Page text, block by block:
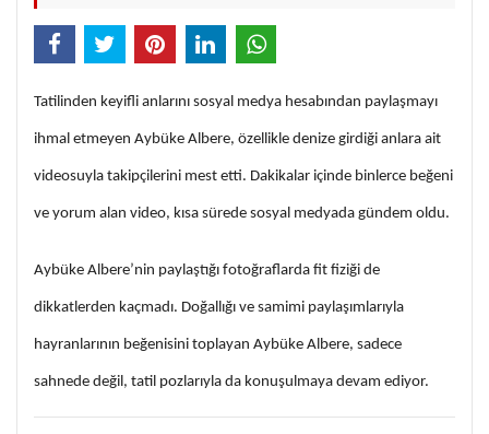
Tatilinden keyifli anlarını sosyal medya hesabından paylaşmayı
ihmal etmeyen Aybüke Albere, özellikle denize girdiği anlara ait
videosuyla takipçilerini mest etti. Dakikalar içinde binlerce beğeni
ve yorum alan video, kısa sürede sosyal medyada gündem oldu.
Aybüke Albere’nin paylaştığı fotoğraflarda fit fiziği de
dikkatlerden kaçmadı. Doğallığı ve samimi paylaşımlarıyla
hayranlarının beğenisini toplayan Aybüke Albere, sadece
sahnede değil, tatil pozlarıyla da konuşulmaya devam ediyor.